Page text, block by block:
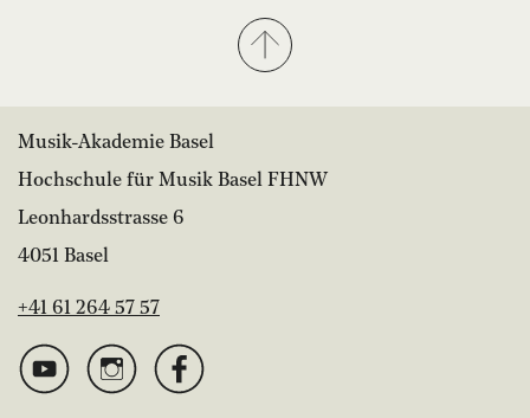
Musik-Akademie Basel
Hochschule für Musik Basel FHNW
Leonhardsstrasse 6
4051 Basel
+41 61 264 57 57